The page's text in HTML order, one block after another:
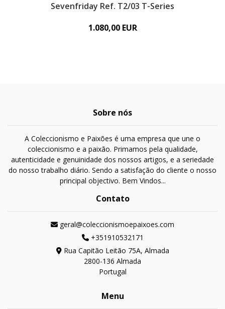
Sevenfriday Ref. T2/03 T-Series
1.080,00 EUR
Sobre nós
A Coleccionismo e Paixões é uma empresa que une o
coleccionismo e a paixão. Primamos pela qualidade,
autenticidade e genuinidade dos nossos artigos, e a seriedade
do nosso trabalho diário. Sendo a satisfação do cliente o nosso
principal objectivo. Bem Vindos...
Contato
geral@coleccionismoepaixoes.com
+351910532171
Rua Capitão Leitão 75A, Almada
2800-136 Almada
Portugal
Menu